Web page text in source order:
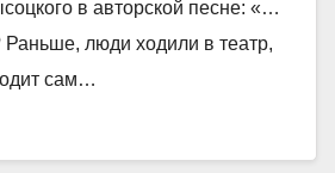
в авторской песне: «…
люди ходили в театр,
сам…